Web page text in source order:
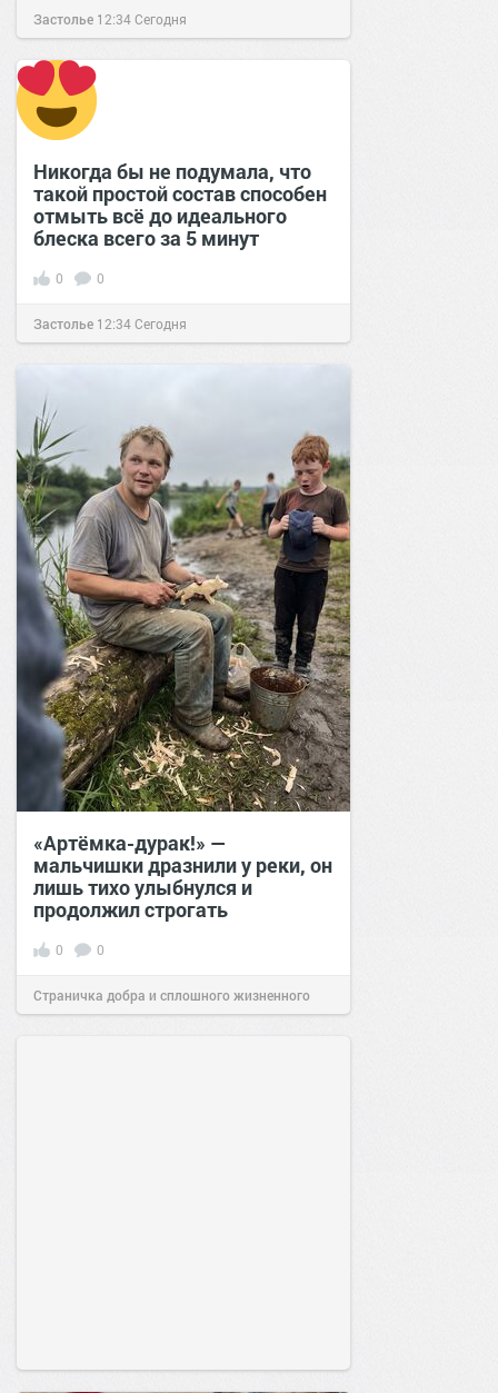
Застолье 12:34Сегодня
Никогда бы не подумала, что
такой простой состав способен
отмыть всё до идеального
блеска всего за 5 минут
0 0
Застолье 12:34Сегодня
«Артёмка-дурак!» —
мальчишки дразнили у реки, он
лишь тихо улыбнулся и
продолжил строгать
0 0
Страничка добра и сплошного жизненного